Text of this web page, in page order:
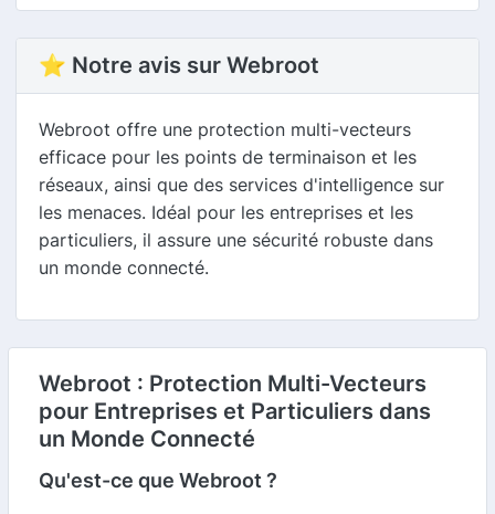
⭐ Notre avis sur Webroot
Webroot offre une protection multi-vecteurs
efficace pour les points de terminaison et les
réseaux, ainsi que des services d'intelligence sur
les menaces. Idéal pour les entreprises et les
particuliers, il assure une sécurité robuste dans
un monde connecté.
Webroot : Protection Multi-Vecteurs
pour Entreprises et Particuliers dans
un Monde Connecté
Qu'est-ce que Webroot ?